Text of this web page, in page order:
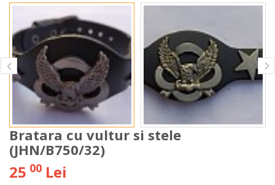
Bratara cu vultur si stele
(JHN/B750/32)
25 00 Lei